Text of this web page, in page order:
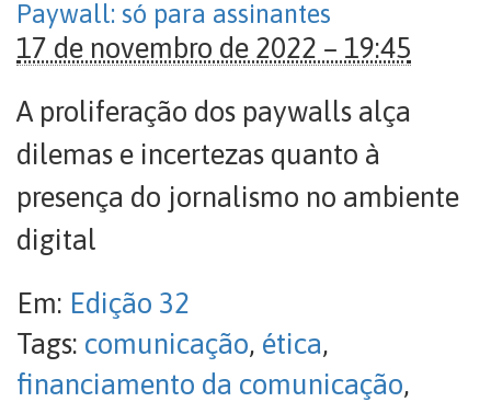
Paywall: só para assinantes
17 de novembro de 2022 – 19:45
A proliferação dos paywalls alça
dilemas e incertezas quanto à
presença do jornalismo no ambiente
digital
Em: Edição 32
Tags: comunicação, ética,
financiamento da comunicação,